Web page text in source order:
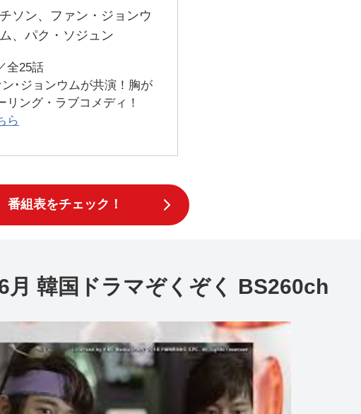
チソン、ファン・ジョンウ
ム、パク・ソジュン
全25話
･ジョンウムが共演！胸が
リング・ラブコメディ！
ら
番組表をチェック！
月 韓国ドラマぞくぞく BS260ch